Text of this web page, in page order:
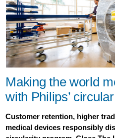
Making the world
with Philips’
Customer retention, higher
medical devices responsibly